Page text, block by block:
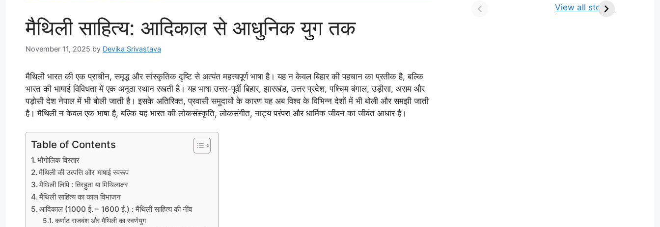
मैथिली साहित्य: आदिकाल से आधुनिक युग तक
November 11, 2025 by Devika Srivastava
मैथिली भारत की एक प्राचीन, समृद्ध और सांस्कृतिक दृष्टि से अत्यंत महत्त्वपूर्ण भाषा है। यह न केवल बिहार की पहचान का प्रतीक है, बल्कि
भारत की भाषाई विविधता में एक अनूठा स्थान रखती है। यह भाषा उत्तर-पूर्वी बिहार, झारखंड, उत्तर प्रदेश, पश्चिम बंगाल, उड़ीसा, असम और
पड़ोसी देश नेपाल में भी बोली जाती है। इसके अतिरिक्त, प्रवासी समुदायों के कारण यह अब विश्व के विभिन्न देशों में भी बोली और समझी जाती
है। मैथिली न केवल एक भाषा है, बल्कि यह भारत की लोकसंस्कृति, लोकसंगीत, नाट्य परंपरा और धार्मिक जीवन का जीवंत आधार है।
Table of Contents
भौगोलिक विस्तार
मैथिली की उत्पत्ति और भाषाई स्वरूप
मैथिली लिपि : तिरहुता या मिथिलाक्षर
मैथिली साहित्य का काल विभाजन
आदिकाल (1000 ई. – 1600 ई.) : मैथिली साहित्य की नींव
कर्णाट राजवंश और मैथिली का स्वर्णयुग
View all stories
किसे कहते है? परिभाषा,
ज्योतिर्लिंग | नाम, स्थान एवं